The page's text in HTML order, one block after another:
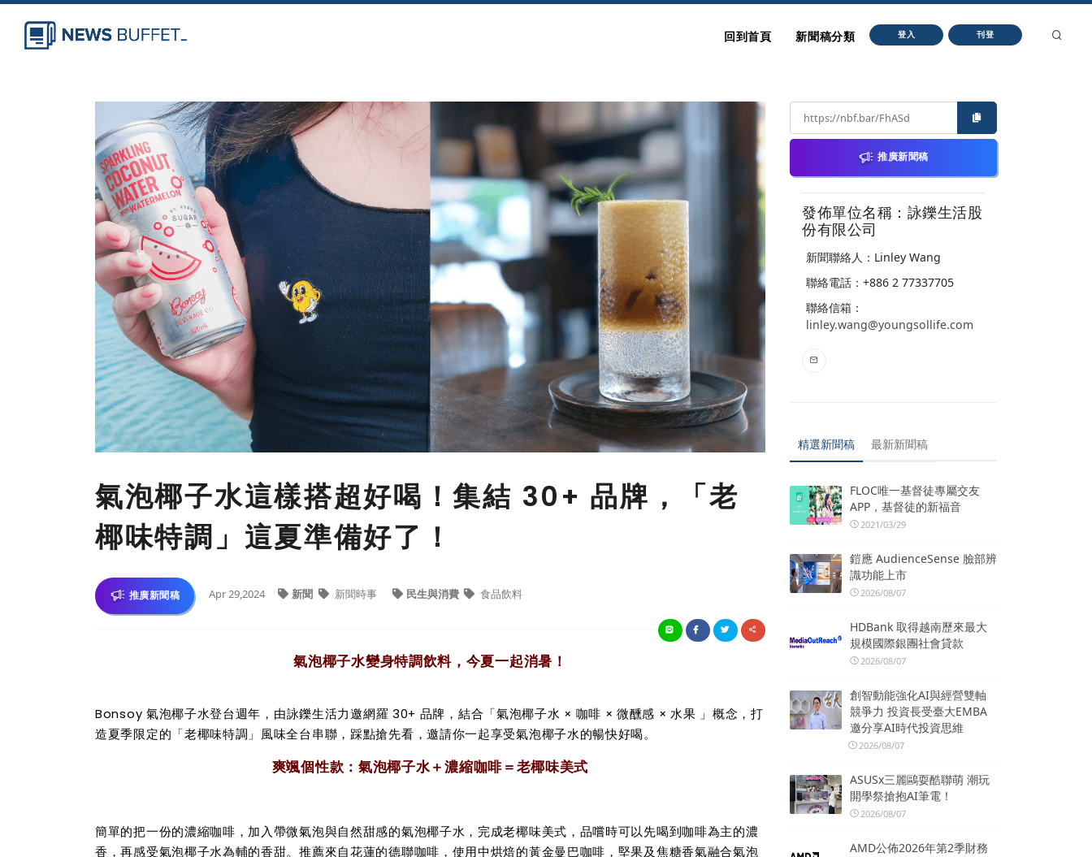
回到首頁 新聞稿分類 登入 刊登
氣泡椰子水這樣搭超好喝！集結 30+ 品牌，「老
椰味特調」這夏準備好了！
推廣新聞稿 Apr 29,2024 新聞 新聞時事 民生與消費 食品飲料
氣泡椰子水變身特調飲料，今夏一起消暑！
Bonsoy 氣泡椰子水登台週年，由詠鑠生活力邀網羅 30+ 品牌，結合「氣泡椰子水 × 咖啡 × 微醺感 × 水果 」概念，打
造夏季限定的「老椰味特調」風味全台串聯，踩點搶先看，邀請你一起享受氣泡椰子水的暢快好喝。
爽颯個性款：氣泡椰子水＋濃縮咖啡＝老椰味美式
簡單的把一份的濃縮咖啡，加入帶微氣泡與自然甜感的氣泡椰子水，完成老椰味美式，品嚐時可以先喝到咖啡為主的濃
香，再感受氣泡椰子水為輔的香甜。推薦來自花蓮的德聯咖啡，使用中烘焙的黃金曼巴咖啡，堅果及焦糖香氣融合氣泡
推廣新聞稿
發佈單位名稱：詠鑠生活股
份有限公司
新聞聯絡人：Linley Wang
聯絡電話：+886 2 77337705
聯絡信箱：
linley.wang@youngsollife.com
精選新聞稿 最新新聞稿
FLOC唯一基督徒專屬交友
APP，基督徒的新福音
2021/03/29
鎧應 AudienceSense 臉部辨
識功能上市
2026/08/07
HDBank 取得越南歷來最大
規模國際銀團社會貸款
2026/08/07
創智動能強化AI與經營雙軸
競爭力 投資長受臺大EMBA
邀分享AI時代投資思維
2026/08/07
ASUSx三麗鷗耍酷聯萌 潮玩
開學祭搶抱AI筆電！
2026/08/07
AMD公佈2026年第2季財務